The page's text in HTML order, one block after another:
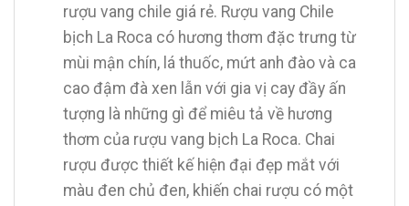
rượu vang chile giá rẻ. Rượu vang Chile
bịch La Roca có hương thơm đặc trưng từ
mùi mận chín, lá thuốc, mứt anh đào và ca
cao đậm đà xen lẫn với gia vị cay đầy ấn
tượng là những gì để miêu tả về hương
thơm của rượu vang bịch La Roca. Chai
rượu được thiết kế hiện đại đẹp mắt với
màu đen chủ đen, khiến chai rượu có một